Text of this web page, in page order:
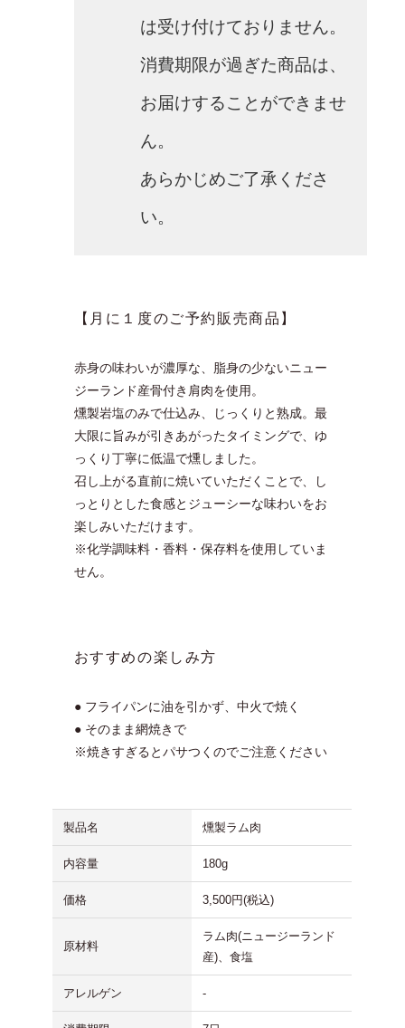
は受け付けておりません。
消費期限が過ぎた商品は、
お届けすることができませ
ん。
あらかじめご了承くださ
い。
【月に１度のご予約販売商品】
赤身の味わいが濃厚な、脂身の少ないニュー
ジーランド産骨付き肩肉を使用。
燻製岩塩のみで仕込み、じっくりと熟成。最
大限に旨みが引きあがったタイミングで、ゆ
っくり丁寧に低温で燻しました。
召し上がる直前に焼いていただくことで、し
っとりとした食感とジューシーな味わいをお
楽しみいただけます。
※化学調味料・香料・保存料を使用していま
せん。
おすすめの楽しみ方
● フライパンに油を引かず、中火で焼く
● そのまま網焼きで
※焼きすぎるとパサつくのでご注意ください
製品名 燻製ラム肉
内容量 180g
価格 3,500円(税込)
原材料
ラム肉(ニュージーランド
産)、食塩
アレルゲン -